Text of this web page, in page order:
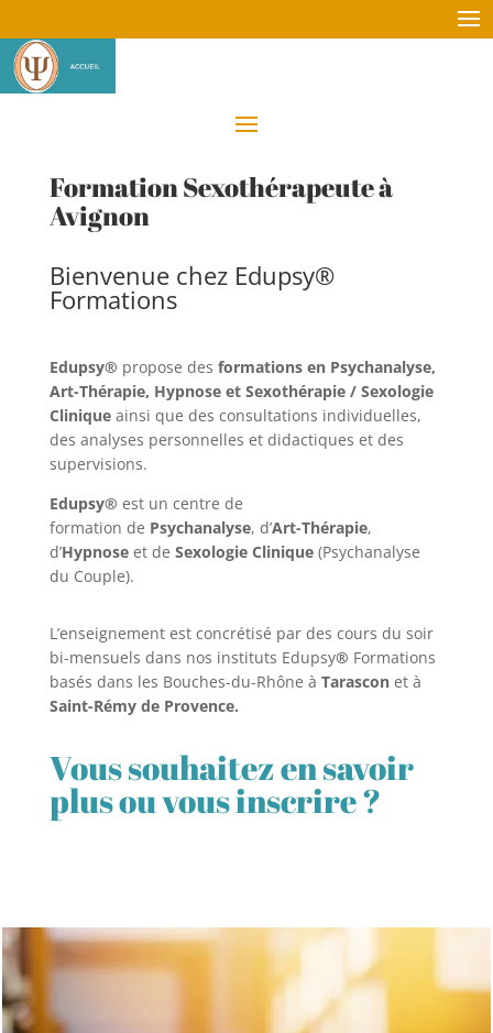
Formation Sexothérapeute à
Avignon
Bienvenue chez Edupsy®
Formations
Edupsy® propose des formations en Psychanalyse,
Art-Thérapie, Hypnose et Sexothérapie / Sexologie
Cliniqueainsi que des consultations individuelles,
des analyses personnelles et didactiques et des
supervisions.
Edupsy® est un centre de
formation de Psychanalyse, d’Art-Thérapie,
d’Hypnoseet de Sexologie Clinique(Psychanalyse
du Couple).
L’enseignement est concrétisé par des cours du soir
bi-mensuels dans nos instituts Edupsy® Formations
basés dans les Bouches-du-Rhône à Tarasconet à
Saint-Rémy de Provence.
Vous souhaitez en savoir
plus ou vous inscrire ?